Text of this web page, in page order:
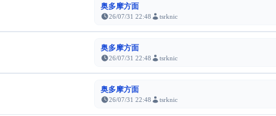
奥多摩方面
26/07/31 22:48 tsrknic
奥多摩方面
26/07/31 22:48 tsrknic
奥多摩方面
26/07/31 22:48 tsrknic